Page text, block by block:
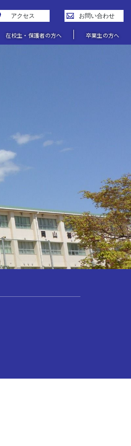
アクセス お問い合わせ
在校生・保護者の方へ 卒業生の方へ